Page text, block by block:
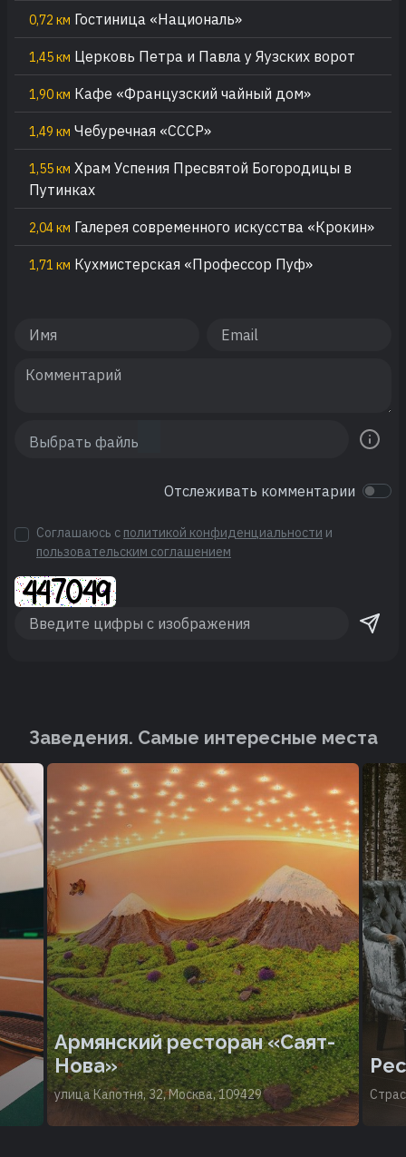
0,72 км Гостиница «Националь»
1,45 км Церковь Петра и Павла у Яузских ворот
1,90 км Кафе «Французский чайный дом»
1,49 км Чебуречная «СССР»
1,55 км Храм Успения Пресвятой Богородицы в
Путинках
2,04 км Галерея современного искусства «Крокин»
1,71 км Кухмистерская «Профессор Пуф»
Отслеживать комментарии
Соглашаюсь с политикой конфиденциальности и
пользовательским соглашением
Заведения. Cамые интересные места
Армянский ресторан «Саят-
Нова»
улица Капотня, 32, Москва, 109429